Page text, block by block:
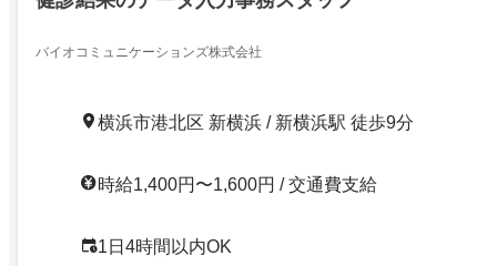
バイオコミュニケーションズ株式会社
横浜市港北区 新横浜 / 新横浜駅 徒歩9分
時給1,400円〜1,600円 / 交通費支給
1日4時間以内OK